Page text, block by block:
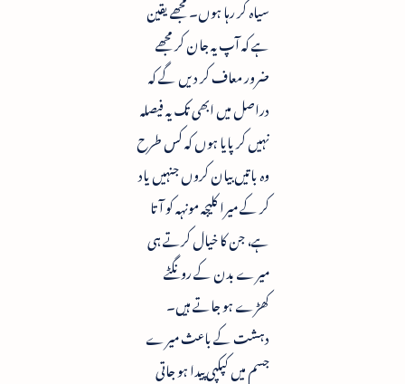
سیاہ کر رہا ہوں۔ مجھے یقین
ہے کہ آپ یہ جان کر مجھے
ضرور معاف کر دیں گے کہ
دراصل میں ابھی تک یہ فیصلہ
نہیں کر پایا ہوں کہ کس طرح
وہ باتیں بیان کروں جنہیں یاد
کر کے میرا کلیجہ مونہہ کو آتا
ہے، جن کا خیال کرتے ہی
میرے بدن کے رونگٹے
کھڑے ہو جاتے ہیں۔
دہشت کے باعث میرے
جسم میں کپکپی پیدا ہو جاتی